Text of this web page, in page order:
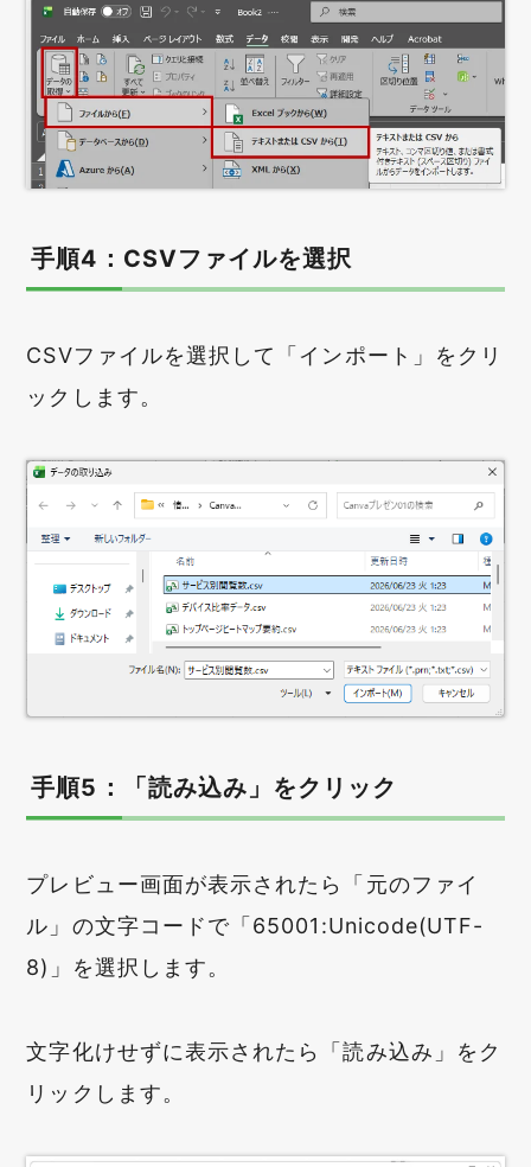
手順4：CSVファイルを選択
CSVファイルを選択して「インポート」をクリ
ックします。
手順5：「読み込み」をクリック
プレビュー画面が表示されたら「元のファイ
ル」の文字コードで「65001:Unicode(UTF-
8)」を選択します。
文字化けせずに表示されたら「読み込み」をク
リックします。